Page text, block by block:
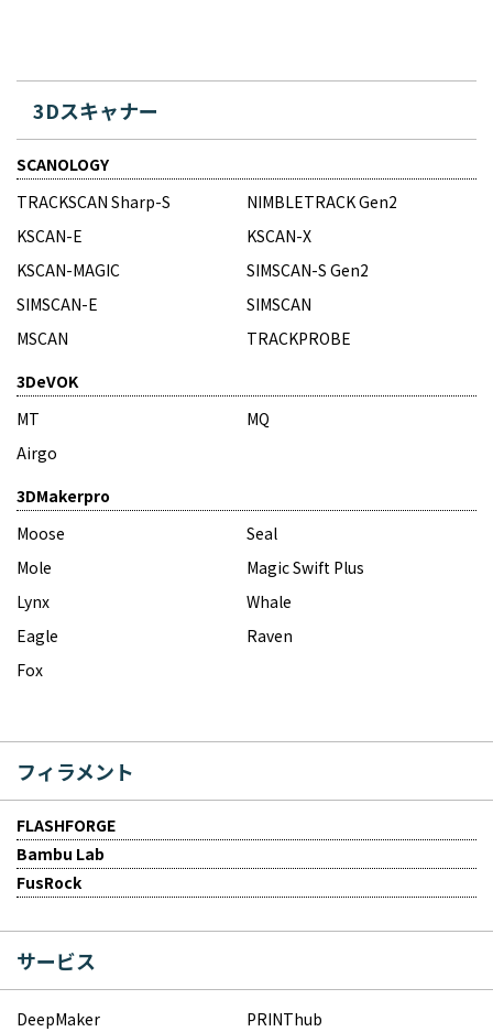
3Dスキャナー
SCANOLOGY
TRACKSCAN Sharp-S
NIMBLETRACK Gen2
KSCAN-E
KSCAN-X
KSCAN-MAGIC
SIMSCAN-S Gen2
SIMSCAN-E
SIMSCAN
MSCAN
TRACKPROBE
3DeVOK
MT
MQ
Airgo
3DMakerpro
Moose
Seal
Mole
Magic Swift Plus
Lynx
Whale
Eagle
Raven
Fox
フィラメント
FLASHFORGE
Bambu Lab
FusRock
サービス
DeepMaker
PRINThub